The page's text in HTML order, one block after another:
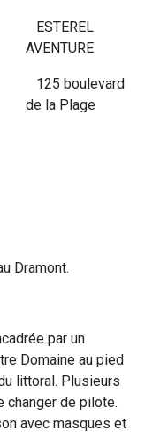
ESTEREL
AVENTURE
125 boulevard
de la Plage
Dramont.
par un
Domaine au pied
littoral. Plusieurs
changer de pilote.
avec masques et